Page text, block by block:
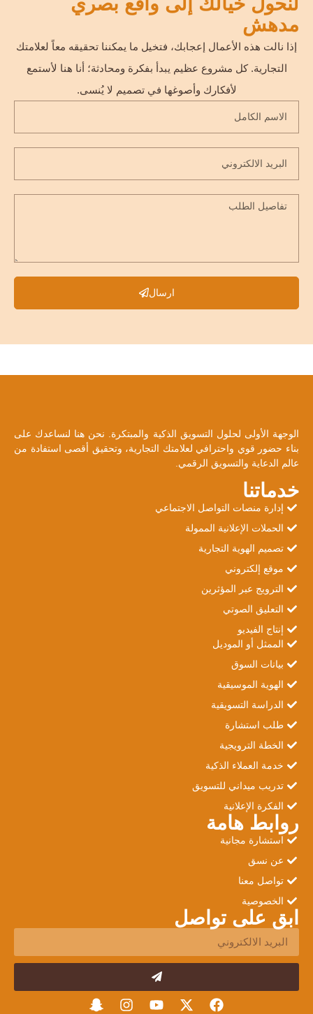
مدهش
إذا نالت هذه الأعمال إعجابك، فتخيل ما يمكننا تحقيقه معاً لعلامتك
التجارية. كل مشروع عظيم يبدأ بفكرة ومحادثة؛ أنا هنا لأستمع
لأفكارك وأصوغها في تصميم لا يُنسى.
ارسال
الوجهة الأولى لحلول التسويق الذكية والمبتكرة. نحن هنا لنساعدك على
بناء حضور قوي واحترافي لعلامتك التجارية، وتحقيق أقصى استفادة من
عالم الدعاية والتسويق الرقمي.
خدماتنا
إدارة منصات التواصل الاجتماعي
الحملات الإعلانية الممولة
تصميم الهوية التجارية
موقع إلكتروني
الترويج عبر المؤثرين
التعليق الصوتي
إنتاج الفيديو
الممثل أو الموديل
بيانات السوق
الهوية الموسيقية
الدراسة التسويقية
طلب استشارة
الخطة الترويجية
خدمة العملاء الذكية
تدريب ميداني للتسويق
الفكرة الإعلانية
روابط هامة
استشارة مجانية
عن نسق
تواصل معنا
الخصوصية
ابق على تواصل